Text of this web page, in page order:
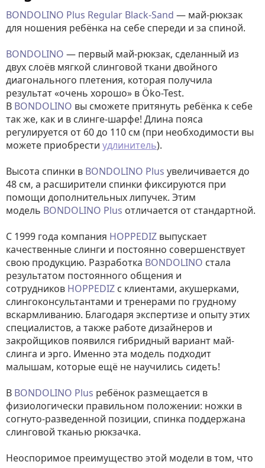
BONDOLINO Plus Regular Black-Sand — май-рюкзак
для ношения ребёнка на себе спереди и за спиной.
BONDOLINO — первый май-рюкзак, сделанный из
двух слоёв мягкой слинговой ткани двойного
диагонального плетения, которая получила
результат «очень хорошо» в Öko-Test.
В BONDOLINO вы сможете притянуть ребёнка к себе
так же, как и в слинге-шарфе! Длина пояса
регулируется от 60 до 110 см (при необходимости вы
можете приобрести удлинитель).
Высота спинки в BONDOLINO Plus увеличивается до
48 см, а расширители спинки фиксируются при
помощи дополнительных липучек. Этим
модель BONDOLINO Plus отличается от стандартной.
С 1999 года компания HOPPEDIZ выпускает
качественные слинги и постоянно совершенствует
свою продукцию. Разработка BONDOLINO стала
результатом постоянного общения и
сотрудников HOPPEDIZ с клиентами, акушерками,
слингоконсультантами и тренерами по грудному
вскармливанию. Благодаря экспертизе и опыту этих
специалистов, а также работе дизайнеров и
закройщиков появился гибридный вариант май-
слинга и эрго. Именно эта модель подходит
малышам, которые ещё не научились сидеть!
В BONDOLINO Plus ребёнок размещается в
физиологически правильном положении: ножки в
согнуто-разведенной позиции, спинка поддержана
слинговой тканью рюкзачка.
Неоспоримое преимущество этой модели в том, что